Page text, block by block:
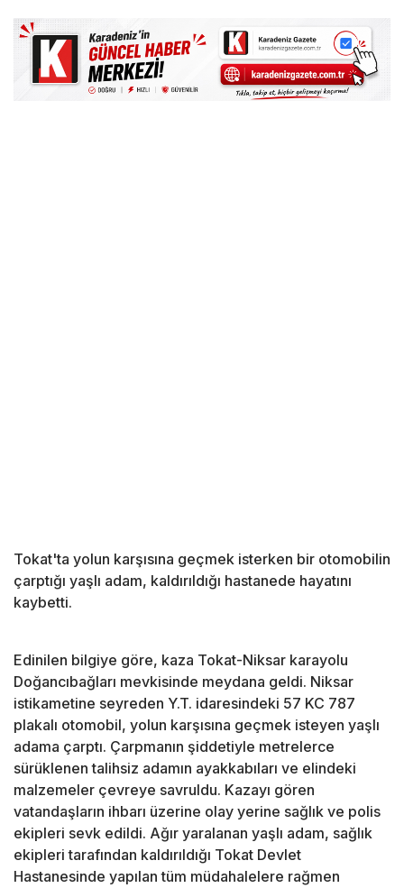
Tokat'ta yolun karşısına geçmek isterken bir otomobilin
çarptığı yaşlı adam, kaldırıldığı hastanede hayatını
kaybetti.
Edinilen bilgiye göre, kaza Tokat-Niksar karayolu
Doğancıbağları mevkisinde meydana geldi. Niksar
istikametine seyreden Y.T. idaresindeki 57 KC 787
plakalı otomobil, yolun karşısına geçmek isteyen yaşlı
adama çarptı. Çarpmanın şiddetiyle metrelerce
sürüklenen talihsiz adamın ayakkabıları ve elindeki
malzemeler çevreye savruldu. Kazayı gören
vatandaşların ihbarı üzerine olay yerine sağlık ve polis
ekipleri sevk edildi. Ağır yaralanan yaşlı adam, sağlık
ekipleri tarafından kaldırıldığı Tokat Devlet
Hastanesinde yapılan tüm müdahalelere rağmen